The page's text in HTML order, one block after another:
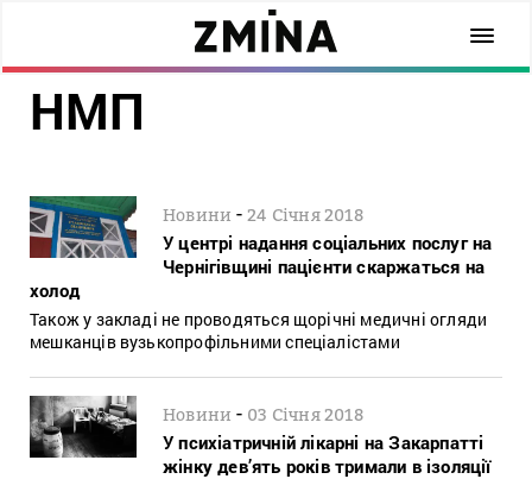
НМП
Новини -24 Січня 2018
У центрі надання соціальних послуг на
Чернігівщині пацієнти скаржаться на
холод
Також у закладі не проводяться щорічні медичні огляди
мешканців вузькопрофільними спеціалістами
Новини - 03 Січня 2018
У психіатричній лікарні на Закарпатті
жінку дев’ять років тримали в ізоляції